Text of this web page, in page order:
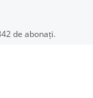
de abonați.